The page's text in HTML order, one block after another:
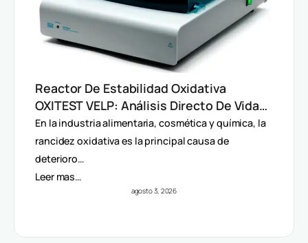
Reactor De Estabilidad Oxidativa
OXITEST VELP: Análisis Directo De Vida
Útil Sin Extracción De Grasa
En la industria alimentaria, cosmética y química, la
rancidez oxidativa es la principal causa de
deterioro…
Leer mas…
agosto 3, 2026